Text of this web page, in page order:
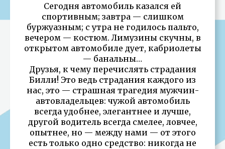
Сегодня автомобиль казался ей
спортивным; завтра — слишком
буржуазным; с утра не годилось пальто,
вечером — костюм. Лимузины скучны, в
открытом автомобиле дует, кабриолеты
— банальны…
Друзья, к чему перечислять страдания
Билли! Это ведь страдания каждого из
нас, это — страшная трагедия мужчин-
автовладельцев: чужой автомобиль
всегда удобнее, элегантнее и лучше,
другой водитель всегда смелее, ловчее,
опытнее, но — между нами — от этого
есть только одно средство: никогда не